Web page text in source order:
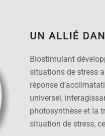
UN ALLIÉ
Biostimulant
situations de stress
réponse
universel,
photosynthèse et la
situation de stress,